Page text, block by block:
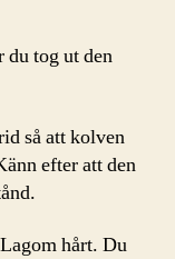
du tog ut den
så att kolven
efter att den
hårt. Du